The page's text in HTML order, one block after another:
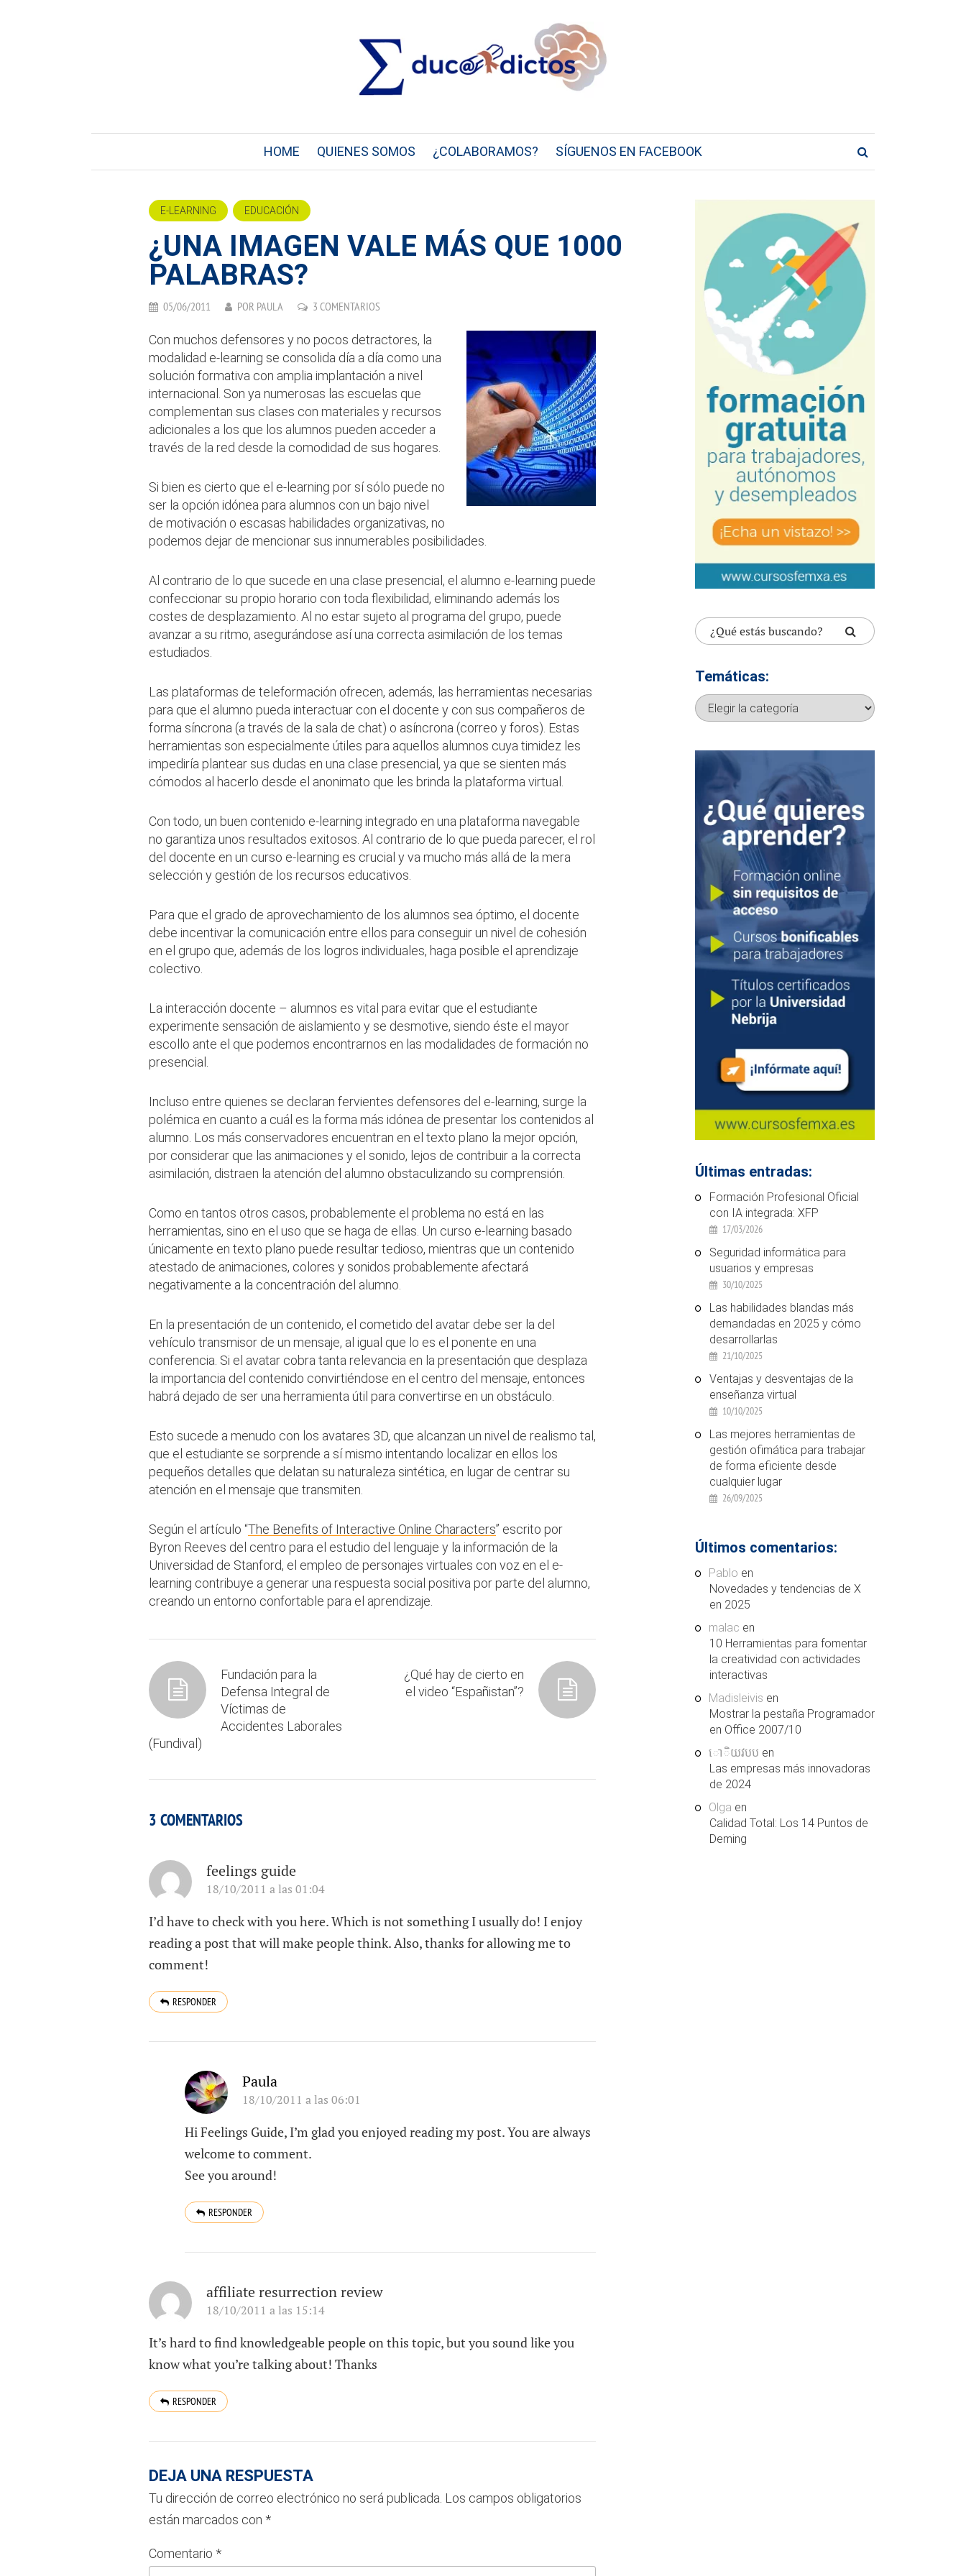
HOME QUIENES SOMOS ¿COLABORAMOS? SÍGUENOS EN FACEBOOK
E-LEARNING EDUCACIÓN
¿UNA IMAGEN VALE MÁS QUE 1000
PALABRAS?
05/06/2011 POR PAULA 3 COMENTARIOS
Con muchos defensores y no pocos detractores, la
modalidad e-learning se consolida día a día como una
solución formativa con amplia implantación a nivel
internacional. Son ya numerosas las escuelas que
complementan sus clases con materiales y recursos
adicionales a los que los alumnos pueden acceder a
través de la red desde la comodidad de sus hogares.
Si bien es cierto que el e-learning por sí sólo puede no
ser la opción idónea para alumnos con un bajo nivel
de motivación o escasas habilidades organizativas, no
podemos dejar de mencionar sus innumerables posibilidades.
Al contrario de lo que sucede en una clase presencial, el alumno e-learning puede
confeccionar su propio horario con toda flexibilidad, eliminando además los
costes de desplazamiento. Al no estar sujeto al programa del grupo, puede
avanzar a su ritmo, asegurándose así una correcta asimilación de los temas
estudiados.
Las plataformas de teleformación ofrecen, además, las herramientas necesarias
para que el alumno pueda interactuar con el docente y con sus compañeros de
forma síncrona (a través de la sala de chat) o asíncrona (correo y foros). Estas
herramientas son especialmente útiles para aquellos alumnos cuya timidez les
impediría plantear sus dudas en una clase presencial, ya que se sienten más
cómodos al hacerlo desde el anonimato que les brinda la plataforma virtual.
Con todo, un buen contenido e-learning integrado en una plataforma navegable
no garantiza unos resultados exitosos. Al contrario de lo que pueda parecer, el rol
del docente en un curso e-learning es crucial y va mucho más allá de la mera
selección y gestión de los recursos educativos.
Para que el grado de aprovechamiento de los alumnos sea óptimo, el docente
debe incentivar la comunicación entre ellos para conseguir un nivel de cohesión
en el grupo que, además de los logros individuales, haga posible el aprendizaje
colectivo.
La interacción docente – alumnos es vital para evitar que el estudiante
experimente sensación de aislamiento y se desmotive, siendo éste el mayor
escollo ante el que podemos encontrarnos en las modalidades de formación no
presencial.
Incluso entre quienes se declaran fervientes defensores del e-learning, surge la
polémica en cuanto a cuál es la forma más idónea de presentar los contenidos al
alumno. Los más conservadores encuentran en el texto plano la mejor opción,
por considerar que las animaciones y el sonido, lejos de contribuir a la correcta
asimilación, distraen la atención del alumno obstaculizando su comprensión.
Como en tantos otros casos, probablemente el problema no está en las
herramientas, sino en el uso que se haga de ellas. Un curso e-learning basado
únicamente en texto plano puede resultar tedioso, mientras que un contenido
atestado de animaciones, colores y sonidos probablemente afectará
negativamente a la concentración del alumno.
En la presentación de un contenido, el cometido del avatar debe ser la del
vehículo transmisor de un mensaje, al igual que lo es el ponente en una
conferencia. Si el avatar cobra tanta relevancia en la presentación que desplaza
la importancia del contenido convirtiéndose en el centro del mensaje, entonces
habrá dejado de ser una herramienta útil para convertirse en un obstáculo.
Esto sucede a menudo con los avatares 3D, que alcanzan un nivel de realismo tal,
que el estudiante se sorprende a sí mismo intentando localizar en ellos los
pequeños detalles que delatan su naturaleza sintética, en lugar de centrar su
atención en el mensaje que transmiten.
Según el artículo “The Benefits of Interactive Online Characters” escrito por
Byron Reeves del centro para el estudio del lenguaje y la información de la
Universidad de Stanford, el empleo de personajes virtuales con voz en el e-
learning contribuye a generar una respuesta social positiva por parte del alumno,
creando un entorno confortable para el aprendizaje.
Fundación para la
Defensa Integral de
Víctimas de
Accidentes Laborales
(Fundival)
¿Qué hay de cierto en
el video “Españistan”?
3 COMENTARIOS
feelings guide
18/10/2011 a las 01:04
I’d have to check with you here. Which is not something I usually do! I enjoy
reading a post that will make people think. Also, thanks for allowing me to
comment!
RESPONDER
Paula
18/10/2011 a las 06:01
Hi Feelings Guide, I’m glad you enjoyed reading my post. You are always
welcome to comment.
See you around!
RESPONDER
affiliate resurrection review
18/10/2011 a las 15:14
It’s hard to find knowledgeable people on this topic, but you sound like you
know what you’re talking about! Thanks
RESPONDER
DEJA UNA RESPUESTA
Tu dirección de correo electrónico no será publicada. Los campos obligatorios
están marcados con *
Comentario *
Temáticas:
Temáticas:
Últimas entradas:
Formación Profesional Oficial
con IA integrada: XFP
17/03/2026
Seguridad informática para
usuarios y empresas
30/10/2025
Las habilidades blandas más
demandadas en 2025 y cómo
desarrollarlas
21/10/2025
Ventajas y desventajas de la
enseñanza virtual
10/10/2025
Las mejores herramientas de
gestión ofimática para trabajar
de forma eficiente desde
cualquier lugar
26/09/2025
Últimos comentarios:
Pablo en
Novedades y tendencias de X
en 2025
malac en
10 Herramientas para fomentar
la creatividad con actividades
interactivas
Madisleivis en
Mostrar la pestaña Programador
en Office 2007/10
ោិយវបប en
Las empresas más innovadoras
de 2024
Olga en
Calidad Total: Los 14 Puntos de
Deming